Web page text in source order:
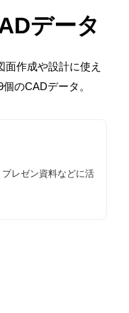
データ
作成や設計に使え
のCADデータ。
レゼン資料などに活